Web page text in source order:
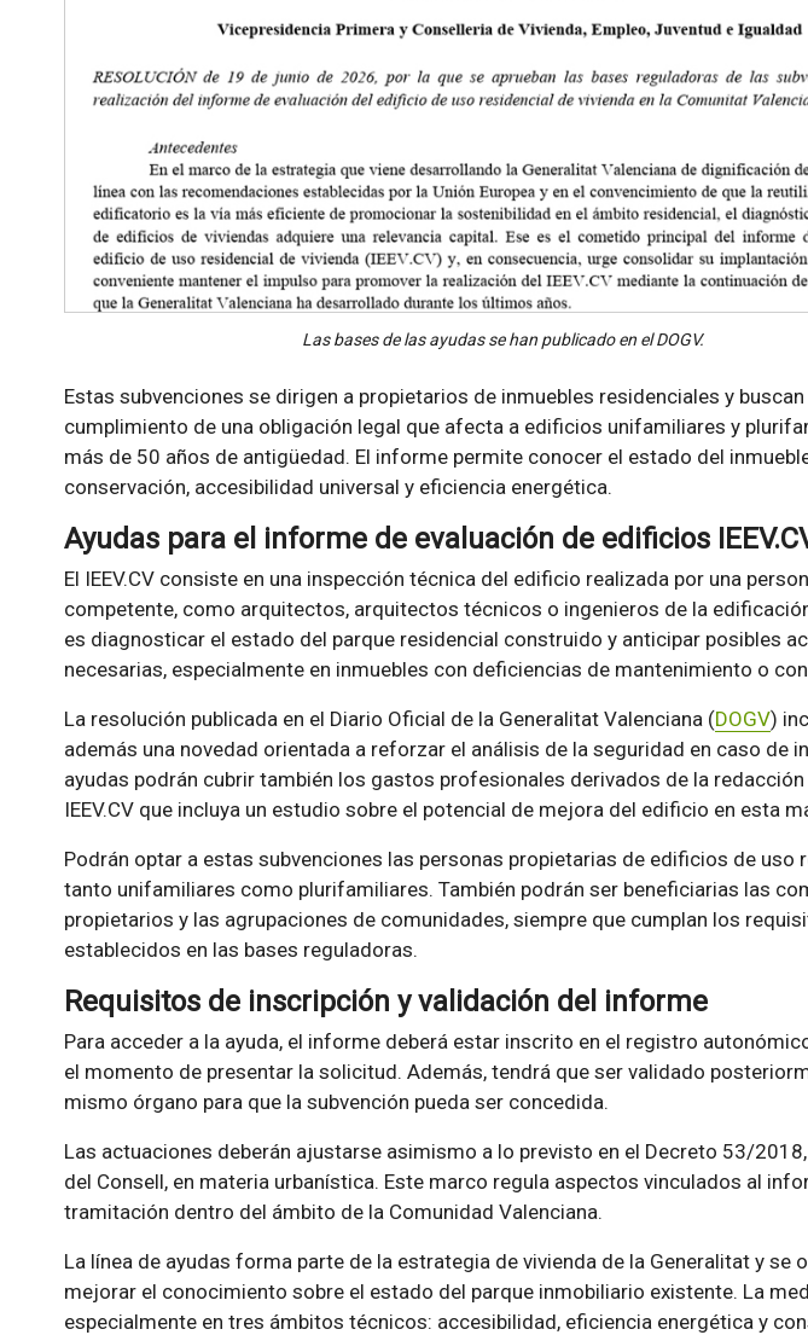
Las bases de las ayudas se han publicado en el DOGV.
Estas subvenciones se dirigen a propietarios de inmuebles residenciales y
cumplimiento de una obligación legal que afecta a edificios unifamiliares y
más de 50 años de antigüedad. El informe permite conocer el estado del
conservación, accesibilidad universal y eficiencia energética.
Ayudas para el informe de evaluación de edificios
El IEEV.CV consiste en una inspección técnica del edificio realizada por una
competente, como arquitectos, arquitectos técnicos o ingenieros de la
es diagnosticar el estado del parque residencial construido y anticipar posibles
necesarias, especialmente en inmuebles con deficiencias de mantenimiento o
La resolución publicada en el Diario Oficial de la Generalitat Valenciana (DOGV)
además una novedad orientada a reforzar el análisis de la seguridad en caso de
ayudas podrán cubrir también los gastos profesionales derivados de la redacción
IEEV.CV que incluya un estudio sobre el potencial de mejora del edificio en esta
Podrán optar a estas subvenciones las personas propietarias de edificios de uso
tanto unifamiliares como plurifamiliares. También podrán ser beneficiarias las
propietarios y las agrupaciones de comunidades, siempre que cumplan los
establecidos en las bases reguladoras.
Requisitos de inscripción y validación del informe
Para acceder a la ayuda, el informe deberá estar inscrito en el registro autonómico
el momento de presentar la solicitud. Además, tendrá que ser validado
mismo órgano para que la subvención pueda ser concedida.
Las actuaciones deberán ajustarse asimismo a lo previsto en el Decreto 53/
del Consell, en materia urbanística. Este marco regula aspectos vinculados al
tramitación dentro del ámbito de la Comunidad Valenciana.
La línea de ayudas forma parte de la estrategia de vivienda de la Generalitat y se
mejorar el conocimiento sobre el estado del parque inmobiliario existente. La
especialmente en tres ámbitos técnicos: accesibilidad, eficiencia energética y